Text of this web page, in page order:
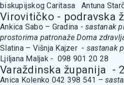
biskupijskog Caritasa Antuna
Virovitičko - podravska
Ankica Sabo – Gradina - sastanak
prostorima patronaže Doma
Slatina – Višnja Kajzer - sastanak
Ljiljana Maljak - 098 901 20 28
Varaždinska županija -
Anica Kolenko 042 398 541 –